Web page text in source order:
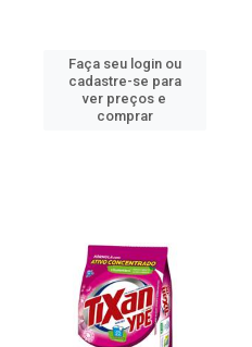
Faça seu login ou
cadastre-se para
ver preços e
comprar